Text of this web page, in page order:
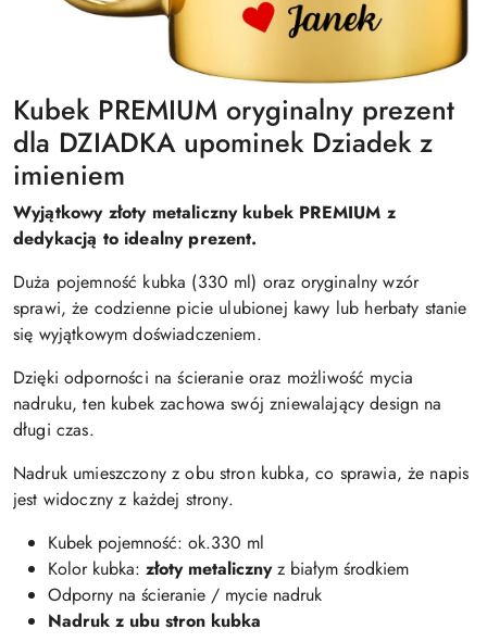
Kubek PREMIUM oryginalny prezent
dla DZIADKA upominek Dziadek z
imieniem
Wyjątkowy złoty metalicznykubek PREMIUM z
dedykacją to idealny prezent.
Duża pojemność kubka (330 ml) oraz oryginalny wzór
sprawi, że codzienne picie ulubionej kawy lub herbaty stanie
się wyjątkowym doświadczeniem.
Dzięki odporności na ścieranie oraz możliwość mycia
nadruku, ten kubek zachowa swój zniewalający design na
długi czas.
Nadruk umieszczony z obu stron kubka, co sprawia, że napis
jest widoczny z każdej strony.
Kubek pojemność: ok.330 ml
Kolor kubka: złoty metalicznyz białym środkiem
Odporny na ścieranie / mycie nadruk
Nadruk z ubu stron kubka